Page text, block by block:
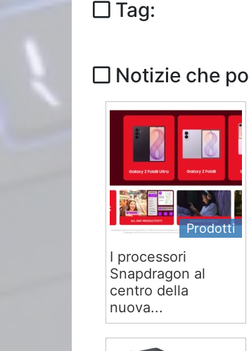
Tag:
Notizie che
Prodotti
I processori
Snapdragon al
centro della
nuova...